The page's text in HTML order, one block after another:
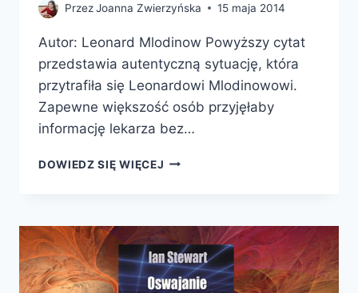
PrzezJoanna Zwierzyńska 15 maja 2014
Autor: Leonard Mlodinow Powyższy cytat
przedstawia autentyczną sytuację, która
przytrafiła się Leonardowi Mlodinowowi.
Zapewne większość osób przyjęłaby
informację lekarza bez…
DOWIEDZ SIĘ WIĘCEJ MATEMATYKA
WPŁYWAJĄ
NA
NASZ
LOS